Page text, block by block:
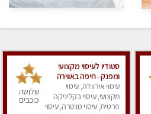
סטודיו לעיסוי מקצועי
ומפנק - חיפה באווירה
נעימה ושקטה
עיסוי אירוודה, עיסוי
מקצועי, עיסוי בקליניקה
פרטית, עיסוי טנטרה, עיסוי
שלושה
כוכבים